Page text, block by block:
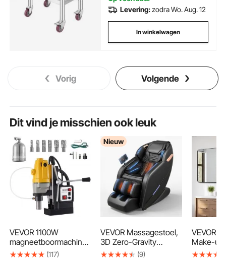
Levering:zodra Wo. Aug. 12
In winkelwagen
Vorig Volgende
Dit vind je misschien ook leuk
VEVOR 1100W
magneetboormachine
met een boordiameter
(117)
Nieuw
VEVOR Massagestoel,
3D Zero-Gravity
Relaxstoel met
(9)
VEVOR
Make-